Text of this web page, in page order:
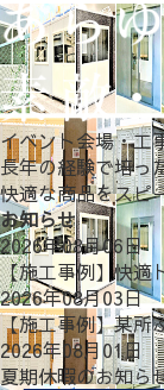
イベント会場・工
長年の経験で培っ
快適な商品をスピ
お知らせ
2026年08月06日
【施工事例】快
2026年08月03日
【施工事例】某所
2026年08月01日
夏期休暇のお知ら